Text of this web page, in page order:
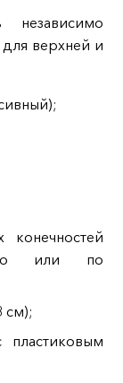
независимо
верхней и
или по
см);
пластиковым